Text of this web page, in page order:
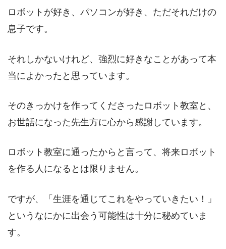
ロボットが好き、パソコンが好き、ただそれだけの
息子です。
それしかないけれど、強烈に好きなことがあって本
当によかったと思っています。
そのきっかけを作ってくださったロボット教室と、
お世話になった先生方に心から感謝しています。
ロボット教室に通ったからと言って、将来ロボット
を作る人になるとは限りません。
ですが、「生涯を通じてこれをやっていきたい！」
というなにかに出会う可能性は十分に秘めていま
す。